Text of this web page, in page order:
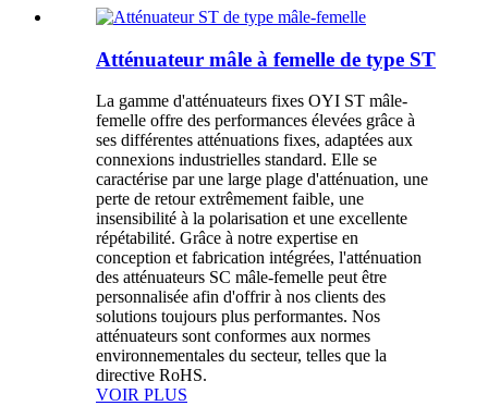
Atténuateur mâle à femelle de type ST
La gamme d'atténuateurs fixes OYI ST mâle-
femelle offre des performances élevées grâce à
ses différentes atténuations fixes, adaptées aux
connexions industrielles standard. Elle se
caractérise par une large plage d'atténuation, une
perte de retour extrêmement faible, une
insensibilité à la polarisation et une excellente
répétabilité. Grâce à notre expertise en
conception et fabrication intégrées, l'atténuation
des atténuateurs SC mâle-femelle peut être
personnalisée afin d'offrir à nos clients des
solutions toujours plus performantes. Nos
atténuateurs sont conformes aux normes
environnementales du secteur, telles que la
directive RoHS.
VOIR PLUS